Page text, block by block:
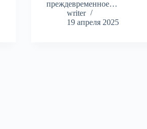
преждевременное…
writer
19 апреля 2025